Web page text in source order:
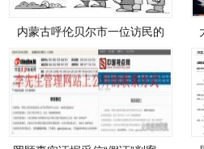
内蒙古呼伦贝尔市一位访民的